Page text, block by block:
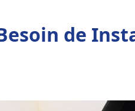
de